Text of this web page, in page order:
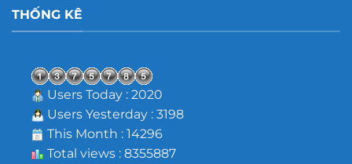
THỐNG KÊ
Users Today : 2020
Users Yesterday : 3198
This Month : 14296
Total views : 8355887